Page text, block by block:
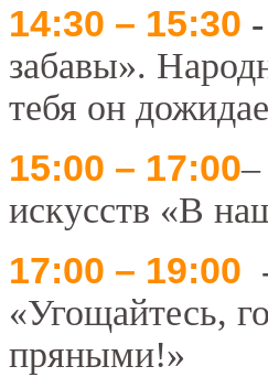
14:30 – 15:30 -
забавы».
тебя он
15:00 – 17:00–
искусств «В
17:00 – 19:00
«Угощайтесь,
пряными!»